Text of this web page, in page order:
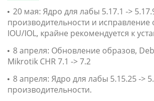
20 мая: Ядро для лабы 5.17.1 ->
производительности и исправление
IOU/IOL, крайне рекомендуется к
8 апреля: Обновление образов,
Mikrotik CHR 7.1 -> 7.2
8 апреля: Ядро для лабы 5.15.25 ->
производительности.